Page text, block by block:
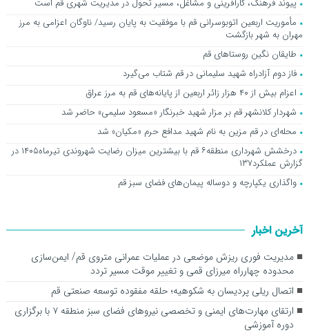
پیوند فرهنگ، کارآفرینی و مشاغل، مسیر تحول در مدیریت شهری قم است
مأموریت اربعین اتوبوسرانی قم با موفقیت به پایان رسید/ ناوگان اعزامی به مرز
مهران به شهر بازگشت
طایقان نگین روستاهای قم
فاز دوم آزادراه شهید سلیمانی در قم شتاب می‌گیرد
اعزام بیش از ۴۰ هزار زائر اربعین از پایانه‌های قم به مرز عراق
شهردار کلانشهر قم بر مزار شهید خبرنگار «مسعود سلیمی» حاضر شد
محله‌ای در قم مزین به نام شهید مدافع حرم «مکیان» شد
درخشش شهرداری منطقه۶ قم با بیشترین میزان رضایت شهروندی تیرماه۱۴۰۵ در
گزارش عملکرد۱۳۷
واگذاری یکپارچه و دوساله پیمان‌های فضای سبز قم
آخرین اخبار
مدیریت فوری ریزش موضعی در عملیات عمرانی متروی قم/ ایمن‌سازی
محدوده چهارراه میرزای قمی و تغییر موقت مسیر تردد
اتصال ریلی پردیسان به شکوهیه؛ حلقه مفقوده توسعه صنعتی قم
ارتقای مهارت‌های ایمنی و تخصصی نیروهای فضای سبز منطقه ۷ با برگزاری
دوره آموزشی